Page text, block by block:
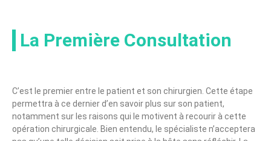
La Première Consultation
C’est le premier entre le patient et son chirurgien. Cette étape
permettra à ce dernier d’en savoir plus sur son patient,
notamment sur les raisons qui le motivent à recourir à cette
opération chirurgicale. Bien entendu, le spécialiste n’acceptera